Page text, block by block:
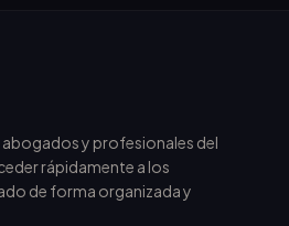
y profesionales del
rápidamente a los
de forma organizada y